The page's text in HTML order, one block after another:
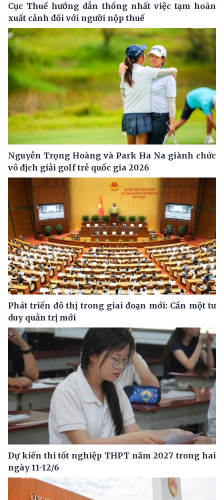
Cục Thuế hướng dẫn thống nhất việc tạm hoãn
xuất cảnh đối với người nộp thuế
Nguyễn Trọng Hoàng và Park Ha Na giành chức
vô địch giải golf trẻ quốc gia 2026
Phát triển đô thị trong giai đoạn mới: Cần một tư
duy quản trị mới
Dự kiến thi tốt nghiệp THPT năm 2027 trong hai
ngày 11-12/6